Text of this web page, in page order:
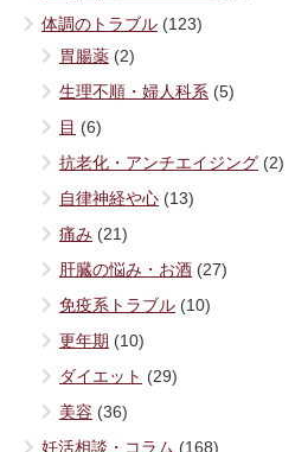
体調のトラブル (123)
胃腸薬 (2)
生理不順・婦人科系 (5)
目 (6)
抗老化・アンチエイジング (2)
自律神経や心 (13)
痛み (21)
肝臓の悩み・お酒 (27)
免疫系トラブル (10)
更年期 (10)
ダイエット (29)
美容 (36)
妊活相談・コラム (168)